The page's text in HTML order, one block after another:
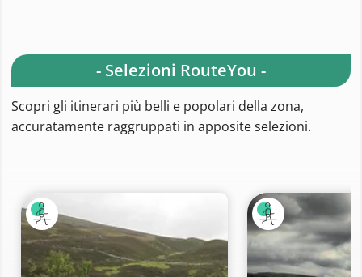
- Selezioni RouteYou -
Scopri gli itinerari più belli e popolari della zona,
accuratamente raggruppati in apposite selezioni.